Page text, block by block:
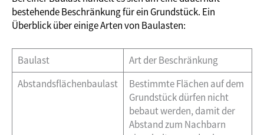
bestehende Beschränkung für ein Grundstück. Ein
Überblick über einige Arten von Baulasten:
Baulast
Art der Beschränkung
Abstandsflächenbaulast
Bestimmte Flächen auf dem
Grundstück dürfen nicht
bebaut werden, damit der
Abstand zum Nachbarn